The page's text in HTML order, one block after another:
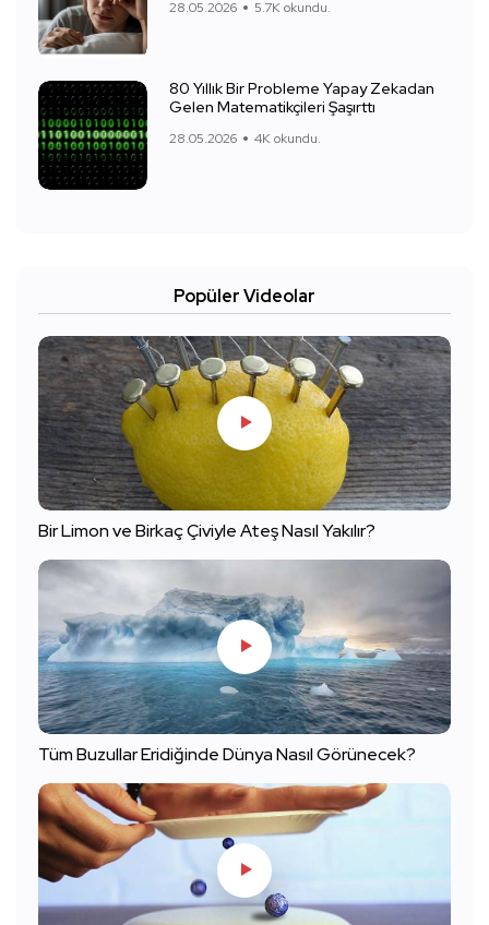
28.05.2026 5.7K okundu.
80 Yıllık Bir Probleme Yapay Zekadan
Gelen Matematikçileri Şaşırttı
28.05.2026 4K okundu.
Popüler Videolar
Bir Limon ve Birkaç Çiviyle Ateş Nasıl Yakılır?
Tüm Buzullar Eridiğinde Dünya Nasıl Görünecek?